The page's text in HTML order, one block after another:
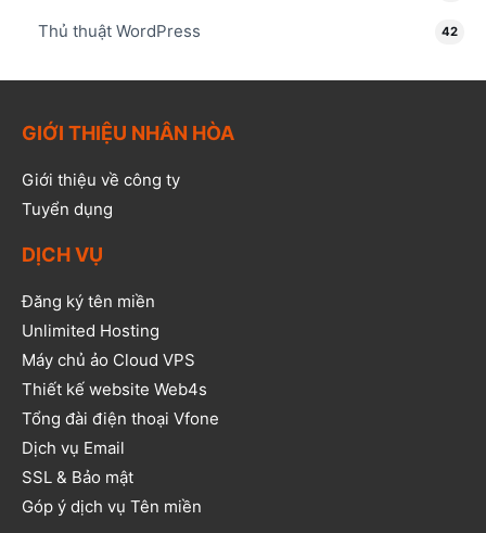
Thủ thuật WordPress 42
GIỚI THIỆU NHÂN HÒA
Giới thiệu về công ty
Tuyển dụng
DỊCH VỤ
Đăng ký tên miền
Unlimited Hosting
Máy chủ ảo Cloud VPS
Thiết kế website Web4s
Tổng đài điện thoại Vfone
Dịch vụ Email
SSL & Bảo mật
Góp ý dịch vụ Tên miền